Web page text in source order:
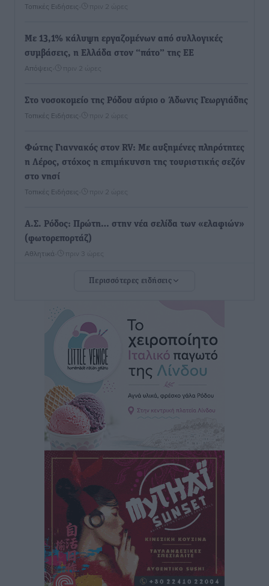
Τοπικές Ειδήσεις πριν 2 ώρες
Με 13,1% κάλυψη εργαζομένων από συλλογικές
συμβάσεις, η Ελλάδα στον “πάτο” της ΕΕ
Απόψεις πριν 2 ώρες
Στο νοσοκομείο της Ρόδου αύριο ο Άδωνις Γεωργιάδης
Τοπικές Ειδήσεις πριν 2 ώρες
Φώτης Γιαννακός στον RV: Με αυξημένες πληρότητες
η Λέρος, στόχος η επιμήκυνση της τουριστικής σεζόν
στο νησί
Τοπικές Ειδήσεις πριν 2 ώρες
Α.Σ. Ρόδος: Πρώτη… στην νέα σελίδα των «ελαφιών»
(φωτορεπορτάζ)
Αθλητικά πριν 3 ώρες
Στίβος: Οι βαθμολογίες των συλλόγων της
Αθλητικά • πριν 3 ώρες
Νέες ταυτότητες: Ποιοι πρέπει να τις αλλάξουν άμεσα
και ποιοι όχι
πριν 3 ώρες
Στον Ιπποκράτη η Μαρία Βλάχου
Αθλητικά • πριν 3 ώρες
Οικονομική ενίσχυση για συντήρηση στο κλειστό της
• πριν 3 ώρες
Στάθης Αντωνάς: Ένα βήμα πριν από επαγγελματικό
συμβόλαιο πυγμαχίας με MTGP και BXGP για Ευρώπη
και Αυστραλία
Αθλητικά πριν 3 ώρες
Περισσότερες ειδήσεις